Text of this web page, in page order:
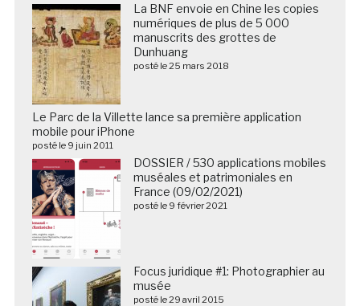
La BNF envoie en Chine les copies
numériques de plus de 5 000
manuscrits des grottes de
Dunhuang
posté le 25 mars 2018
Le Parc de la Villette lance sa première application
mobile pour iPhone
posté le 9 juin 2011
DOSSIER / 530 applications mobiles
muséales et patrimoniales en
France (09/02/2021)
posté le 9 février 2021
Focus juridique #1: Photographier au
musée
posté le 29 avril 2015